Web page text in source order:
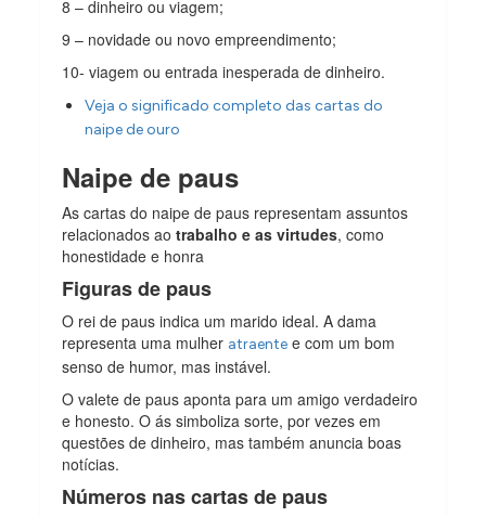
8 – dinheiro ou viagem;
9 – novidade ou novo empreendimento;
10- viagem ou entrada inesperada de dinheiro.
Veja o significado completo das cartas do
naipe de ouro
Naipe de paus
As cartas do naipe de paus representam assuntos
relacionados ao trabalho e as virtudes, como
honestidade e honra
Figuras de paus
O rei de paus indica um marido ideal.A dama
representa uma mulher atraente e com um bom
senso de humor, mas instável.
O valete de paus aponta para um amigo verdadeiro
e honesto. O ás simboliza sorte, por vezes em
questões de dinheiro, mas também anuncia boas
notícias.
Números nas cartas de paus